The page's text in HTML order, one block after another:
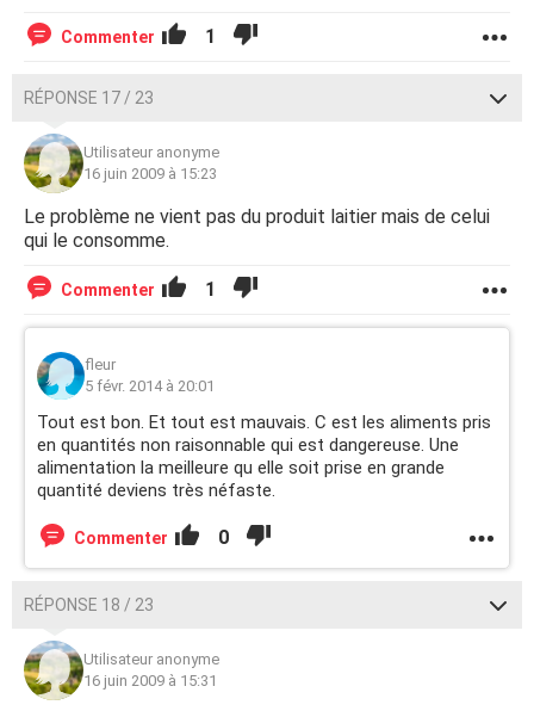
Commenter 1
RÉPONSE 17 / 23
Utilisateur anonyme
16 juin 2009 à 15:23
Le problème ne vient pas du produit laitier mais de celui
qui le consomme.
Commenter 1
fleur
5 févr. 2014 à 20:01
Tout est bon. Et tout est mauvais. C est les aliments pris
en quantités non raisonnable qui est dangereuse. Une
alimentation la meilleure qu elle soit prise en grande
quantité deviens très néfaste.
Commenter 0
RÉPONSE 18 / 23
Utilisateur anonyme
16 juin 2009 à 15:31